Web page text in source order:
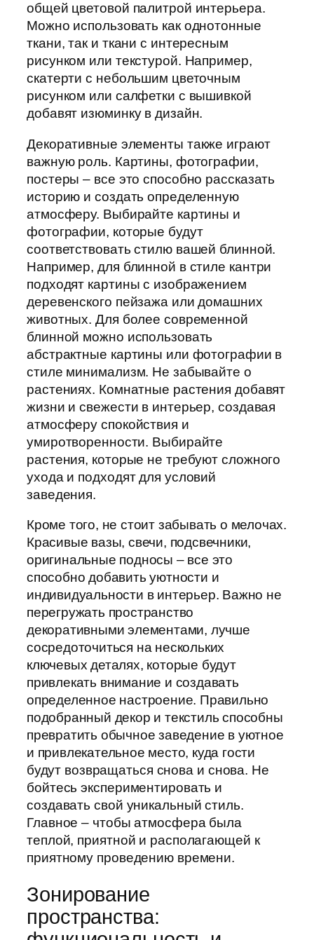
общей цветовой палитрой интерьера.
Можно использовать как однотонные
ткани, так и ткани с интересным
рисунком или текстурой. Например,
скатерти с небольшим цветочным
рисунком или салфетки с вышивкой
добавят изюминку в дизайн.
Декоративные элементы также играют
важную роль. Картины, фотографии,
постеры – все это способно рассказать
историю и создать определенную
атмосферу. Выбирайте картины и
фотографии, которые будут
соответствовать стилю вашей блинной.
Например, для блинной в стиле кантри
подходят картины с изображением
деревенского пейзажа или домашних
животных. Для более современной
блинной можно использовать
абстрактные картины или фотографии в
стиле минимализм. Не забывайте о
растениях. Комнатные растения добавят
жизни и свежести в интерьер, создавая
атмосферу спокойствия и
умиротворенности. Выбирайте
растения, которые не требуют сложного
ухода и подходят для условий
заведения.
Кроме того, не стоит забывать о мелочах.
Красивые вазы, свечи, подсвечники,
оригинальные подносы – все это
способно добавить уютности и
индивидуальности в интерьер. Важно не
перегружать пространство
декоративными элементами, лучше
сосредоточиться на нескольких
ключевых деталях, которые будут
привлекать внимание и создавать
определенное настроение. Правильно
подобранный декор и текстиль способны
превратить обычное заведение в уютное
и привлекательное место, куда гости
будут возвращаться снова и снова. Не
бойтесь экспериментировать и
создавать свой уникальный стиль.
Главное – чтобы атмосфера была
теплой, приятной и располагающей к
приятному проведению времени.
Зонирование
пространства: